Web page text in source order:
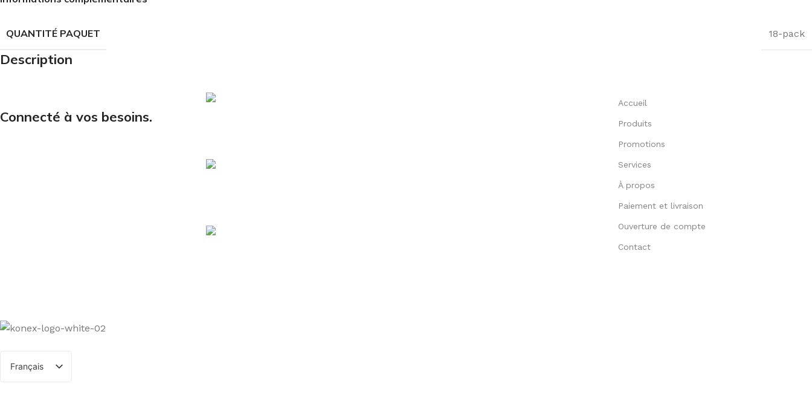
QUANTITÉ PAQUET 18-pack
Description
Connecté à vos besoins.
Accueil
Produits
Promotions
Services
À propos
Paiement et livraison
Ouverture de compte
Contact
Français
English